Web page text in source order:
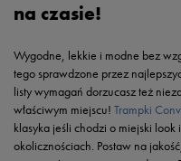
na czasie!
Wygodne, lekkie i modne bez
tego sprawdzone przez
listy wymagań dorzucasz też
właściwym miejscu! Trampki
klasyka jeśli chodzi o miejski
okolicznościach. Postaw na